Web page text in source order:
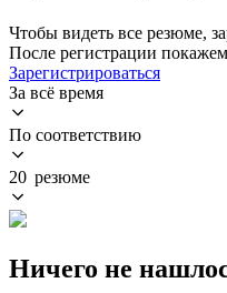
Чтобы видеть все резюме,
После регистрации
Зарегистрироваться
За всё время
По соответствию
20 резюме
Ничего не